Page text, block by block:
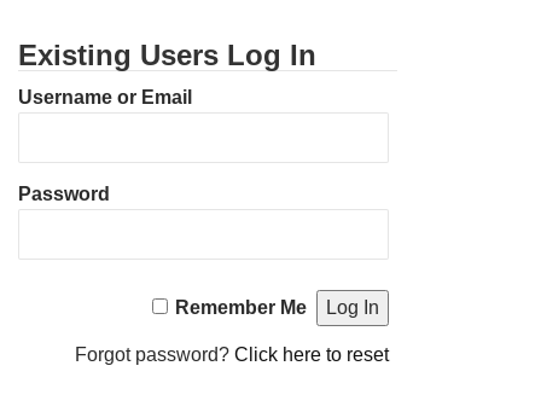
Existing Users Log In
Username or Email
Password
Remember Me
Forgot password?Click here to reset